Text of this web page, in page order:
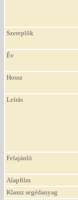
Szereplők
Év
Hossz
Leírás
Felajánló
Alapfilm
Klassz segédanyag